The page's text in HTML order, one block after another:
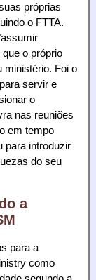
próprias
o FTTA.
o próprio
ministério. Foi o
servir e
o
nas reuniões
em tempo
para introduzir
do seu
a
para a
como